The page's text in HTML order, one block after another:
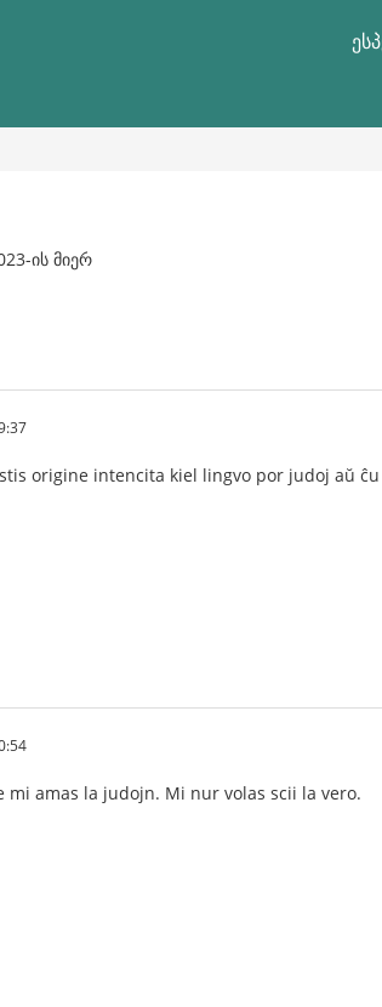
ის მიერ
origine intencita kiel lingvo por judoj aŭ
mi amas la judojn. Mi nur volas scii la vero.